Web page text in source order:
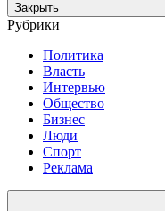
Закрыть
Рубрики
Политика
Власть
Интервью
Общество
Бизнес
Люди
Спорт
Реклама